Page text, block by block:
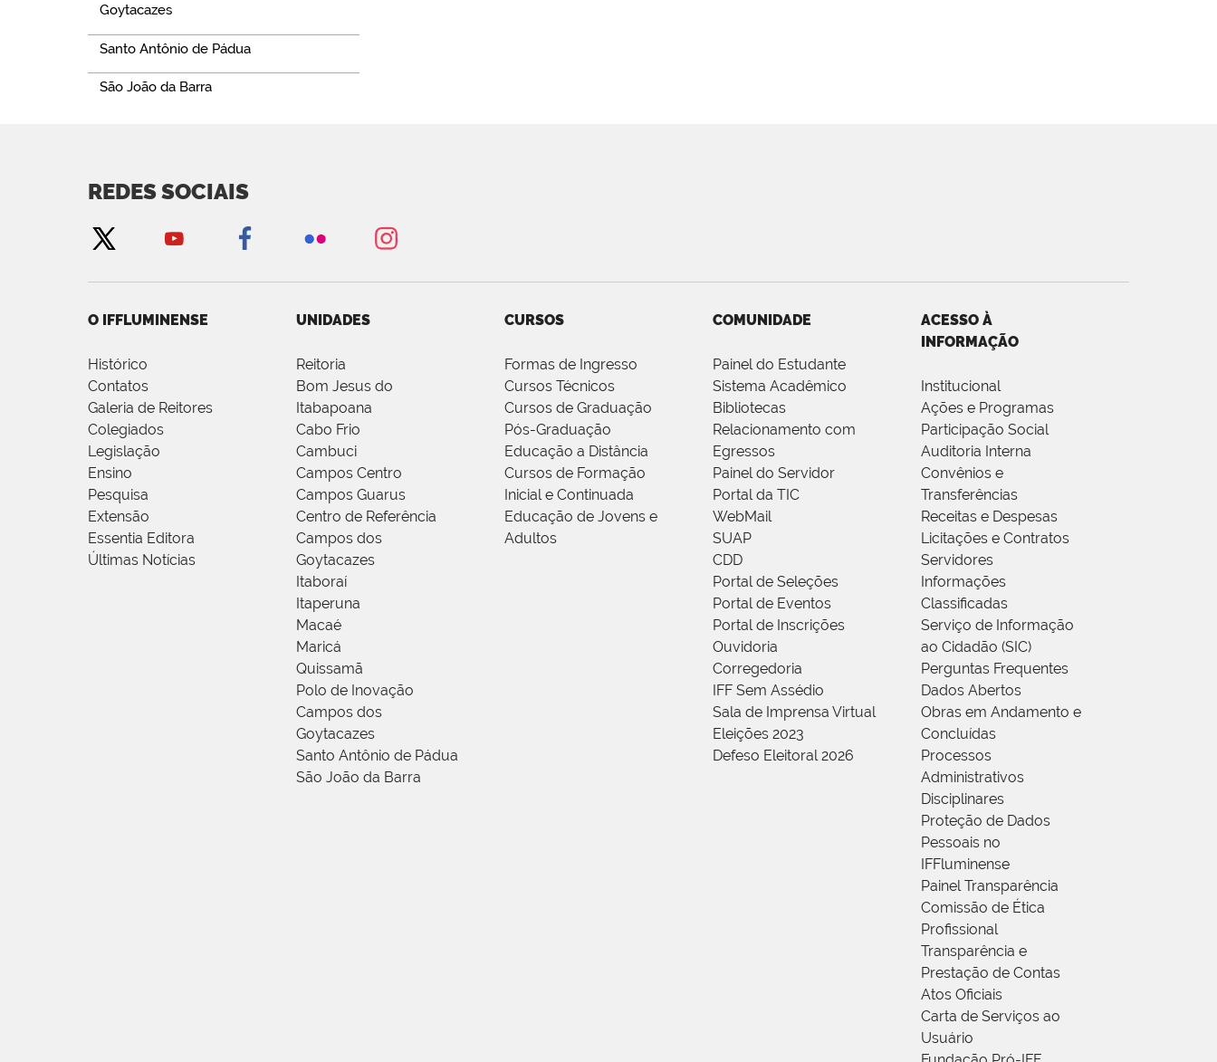
Goytacazes
Santo Antônio de Pádua
São João da Barra
REDES SOCIAIS
O IFFLUMINENSE
Histórico
Contatos
Galeria de Reitores
Colegiados
Legislação
Ensino
Pesquisa
Extensão
Essentia Editora
Últimas Notícias
UNIDADES
Reitoria
Bom Jesus do
Itabapoana
Cabo Frio
Cambuci
Campos Centro
Campos Guarus
Centro de Referência
Campos dos
Goytacazes
Itaboraí
Itaperuna
Macaé
Maricá
Quissamã
Polo de Inovação
Campos dos
Goytacazes
Santo Antônio de Pádua
São João da Barra
CURSOS
Formas de Ingresso
Cursos Técnicos
Cursos de Graduação
Pós-Graduação
Educação a Distância
Cursos de Formação
Inicial e Continuada
Educação de Jovens e
Adultos
COMUNIDADE
Painel do Estudante
Sistema Acadêmico
Bibliotecas
Relacionamento com
Egressos
Painel do Servidor
Portal da TIC
WebMail
SUAP
CDD
Portal de Seleções
Portal de Eventos
Portal de Inscrições
Ouvidoria
Corregedoria
IFF Sem Assédio
Sala de Imprensa Virtual
Eleições 2023
Defeso Eleitoral 2026
ACESSO À
INFORMAÇÃO
Institucional
Ações e Programas
Participação Social
Auditoria Interna
Convênios e
Transferências
Receitas e Despesas
Licitações e Contratos
Servidores
Informações
Classificadas
Serviço de Informação
ao Cidadão (SIC)
Perguntas Frequentes
Dados Abertos
Obras em Andamento e
Concluídas
Processos
Administrativos
Disciplinares
Proteção de Dados
Pessoais no
IFFluminense
Painel Transparência
Comissão de Ética
Profissional
Transparência e
Prestação de Contas
Atos Oficiais
Carta de Serviços ao
Usuário